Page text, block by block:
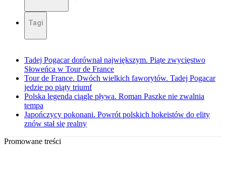
Tagi
Tadej Pogacar dorównał największym. Piąte zwycięstwo
Słoweńca w Tour de France
Tour de France. Dwóch wielkich faworytów. Tadej Pogacar
jedzie po piąty triumf
Polska legenda ciągle pływa. Roman Paszke nie zwalnia
tempa
Japończycy pokonani. Powrót polskich hokeistów do elity
znów stał się realny
Promowane treści